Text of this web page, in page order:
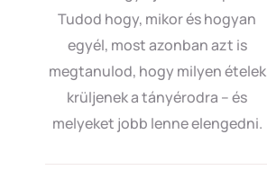
Tudod hogy, mikor és hogyan
egyél, most azonban azt is
megtanulod, hogy milyen ételek
krüljenek a tányérodra – és
melyeket jobb lenne elengedni.